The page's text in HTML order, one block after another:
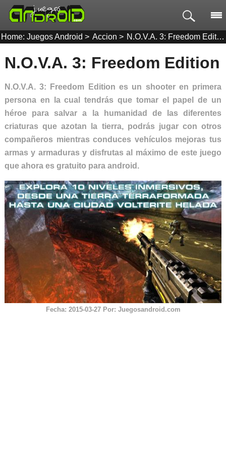
Home: Juegos Android > Accion > N.O.V.A. 3: Freedom Edition
N.O.V.A. 3: Freedom Edition
N.O.V.A. 3: Freedom Edition es un shooter en primera
persona en la cual tendrás que tomar el papel de un
héroe para salvar a la humanidad de las diferentes
criaturas que azotan la tierra, podrás jugar con otros
compañeros mientras conduces vehículos mejoras tus
armas y armaduras y disfrutas al máximo de este juego
que ahora es gratuito para android.
Fecha: 2015-03-27 Por: Juegosandroid.com